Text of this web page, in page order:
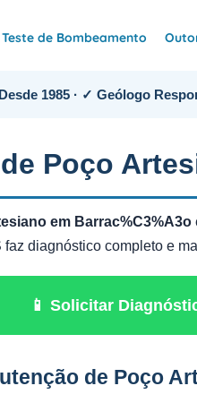
Teste de Bombeamento
1985 · ✓ Geólogo
Poço
em Barrac%C3%A3o
diagnóstico completo e
📱 Solicitar
de Poço